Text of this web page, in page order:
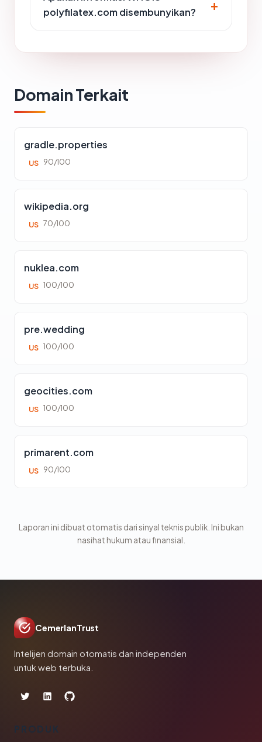
polyfilatex.com disembunyikan?
Domain Terkait
gradle.properties
US 90/100
wikipedia.org
US 70/100
nuklea.com
US 100/100
pre.wedding
US 100/100
geocities.com
US 100/100
primarent.com
US 90/100
Laporan ini dibuat otomatis dari sinyal teknis publik. Ini bukan
nasihat hukum atau finansial.
CemerlanTrust
Intelijen domain otomatis dan independen
untuk web terbuka.
PRODUK